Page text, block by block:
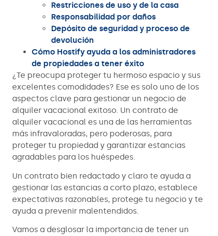
Restricciones de uso y de la casa
Responsabilidad por daños
Depósito de seguridad y proceso de
devolución
Cómo Hostify ayuda a los administradores
de propiedades a tener éxito
¿Te preocupa proteger tu hermoso espacio y sus
excelentes comodidades? Ese es solo uno de los
aspectos clave para gestionar un negocio de
alquiler vacacional exitoso. Un contrato de
alquiler vacacional es una de las herramientas
más infravaloradas, pero poderosas, para
proteger tu propiedad y garantizar estancias
agradables para los huéspedes.
Un contrato bien redactado y claro te ayuda a
gestionar las estancias a corto plazo, establece
expectativas razonables, protege tu negocio y te
ayuda a prevenir malentendidos.
Vamos a desglosar la importancia de tener un